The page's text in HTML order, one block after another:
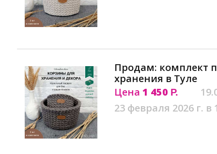
Продам: комплект
хранения в Туле
Цена 1 450 Р.
23 февраля 2026 г. в